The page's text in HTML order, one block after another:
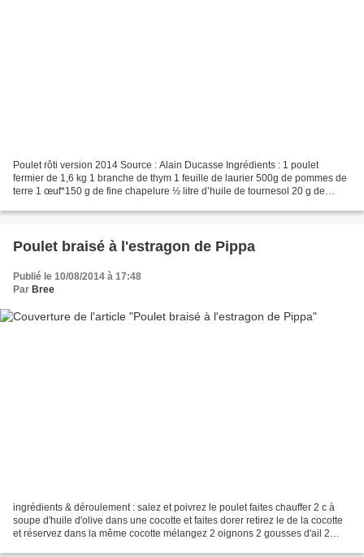
Poulet rôti version 2014 Source : Alain Ducasse Ingrédients : 1 poulet
fermier de 1,6 kg 1 branche de thym 1 feuille de laurier 500g de pommes de
terre 1 œuf*150 g de fine chapelure ½ litre d’huile de tournesol 20 g de
Poulet braisé à l'estragon de Pippa
Publié le 10/08/2014 à 17:48
Par Bree
ingrédients & déroulement : salez et poivrez le poulet faites chauffer 2 c à
soupe d'huile d'olive dans une cocotte et faites dorer retirez le de la cocotte
et réservez dans la même cocotte mélangez 2 oignons 2 gousses d'ail 2